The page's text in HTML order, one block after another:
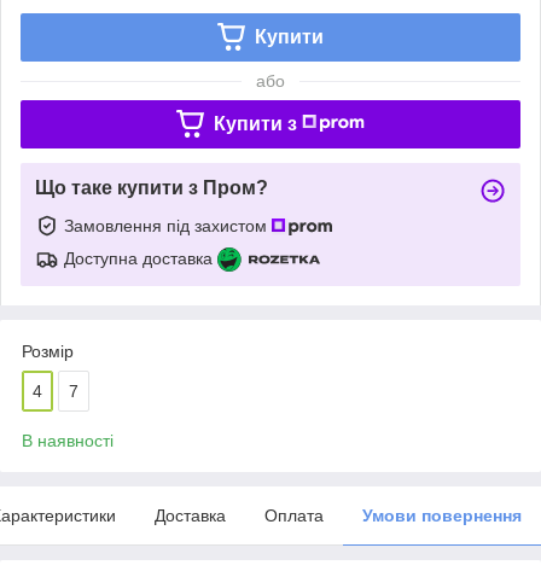
Купити
або
Купити з
Що таке купити з Пром?
Замовлення під захистом
Доступна доставка
Розмір
4 7
В наявності
Доставка Оплата Умови повернення